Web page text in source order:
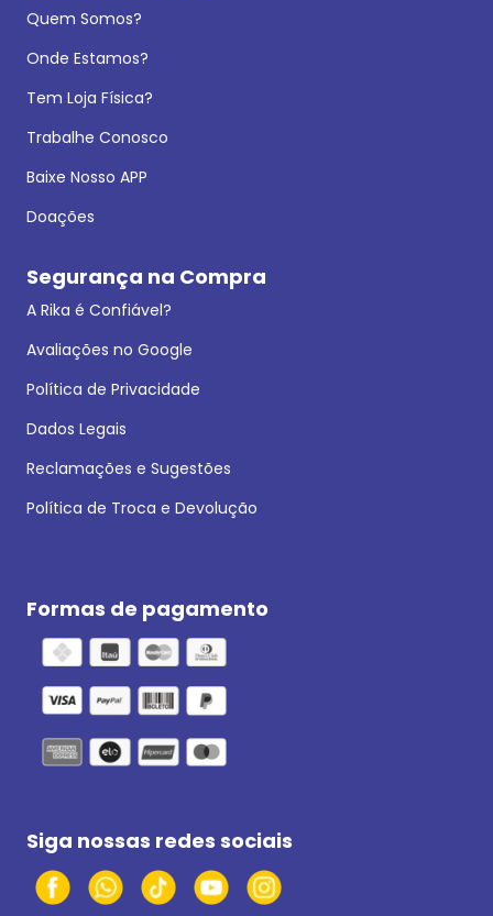
Quem Somos?
Onde Estamos?
Tem Loja Física?
Trabalhe Conosco
Baixe Nosso APP
Doações
Segurança na Compra
A Rika é Confiável?
Avaliações no Google
Política de Privacidade
Dados Legais
Reclamações e Sugestões
Política de Troca e Devolução
Formas de pagamento
Siga nossas redes sociais